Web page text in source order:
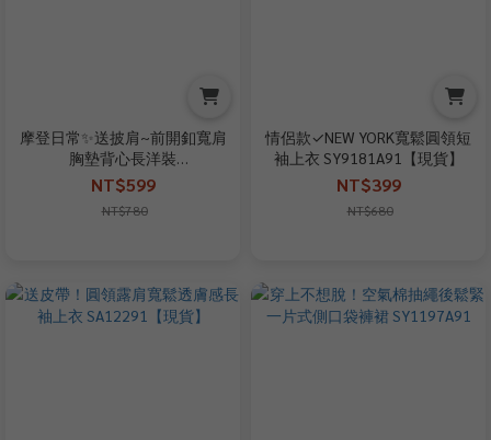
摩登日常✨送披肩~前開釦寬肩
胸墊背心長洋裝
RN8772372【現貨】
NT$599
NT$780
情侶款✓NEW YORK寬鬆圓領短
袖上衣 SY9181A91【現貨】
NT$399
NT$680